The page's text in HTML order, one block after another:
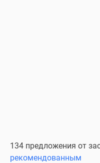
134 предложения от
рекомендованным